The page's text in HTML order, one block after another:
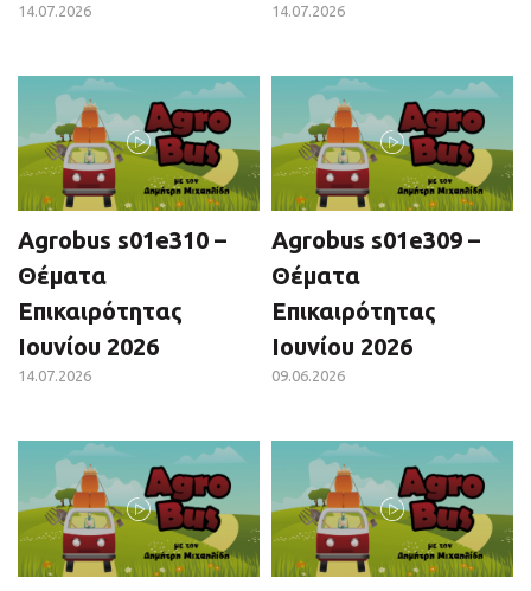
14.07.2026 14.07.2026
Agrobus s01e310 –
Θέματα
Επικαιρότητας
Ιουνίου 2026
14.07.2026
Agrobus s01e309 –
Θέματα
Επικαιρότητας
Ιουνίου 2026
09.06.2026